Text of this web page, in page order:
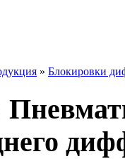
» Блокировки